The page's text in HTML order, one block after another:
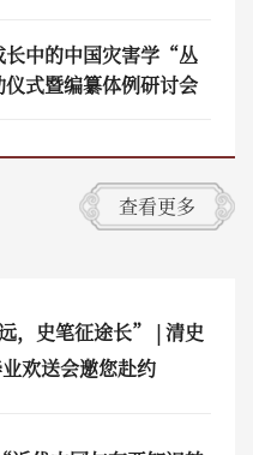
长中的中国灾害学“丛
式暨编纂体例研讨会
查看更多
，史笔征途长” | 清史
欢送会邀您赴约